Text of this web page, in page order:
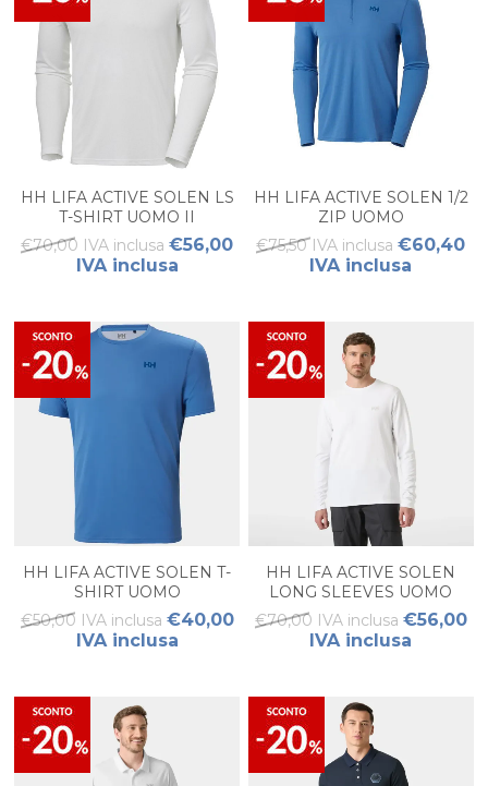
HH LIFA ACTIVE SOLEN LS
T-SHIRT UOMO II
€70,00 IVA inclusa €56,00
IVA inclusa
HH LIFA ACTIVE SOLEN 1/2
ZIP UOMO
€75,50 IVA inclusa €60,40
IVA inclusa
HH LIFA ACTIVE SOLEN T-
SHIRT UOMO
€50,00 IVA inclusa €40,00
IVA inclusa
HH LIFA ACTIVE SOLEN
LONG SLEEVES UOMO
€70,00 IVA inclusa €56,00
IVA inclusa